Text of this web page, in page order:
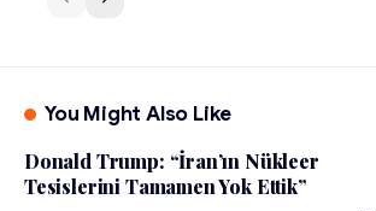
You Might Also Like
Donald Trump: “İran’ın Nükleer
Tesislerini Tamamen Yok Ettik”